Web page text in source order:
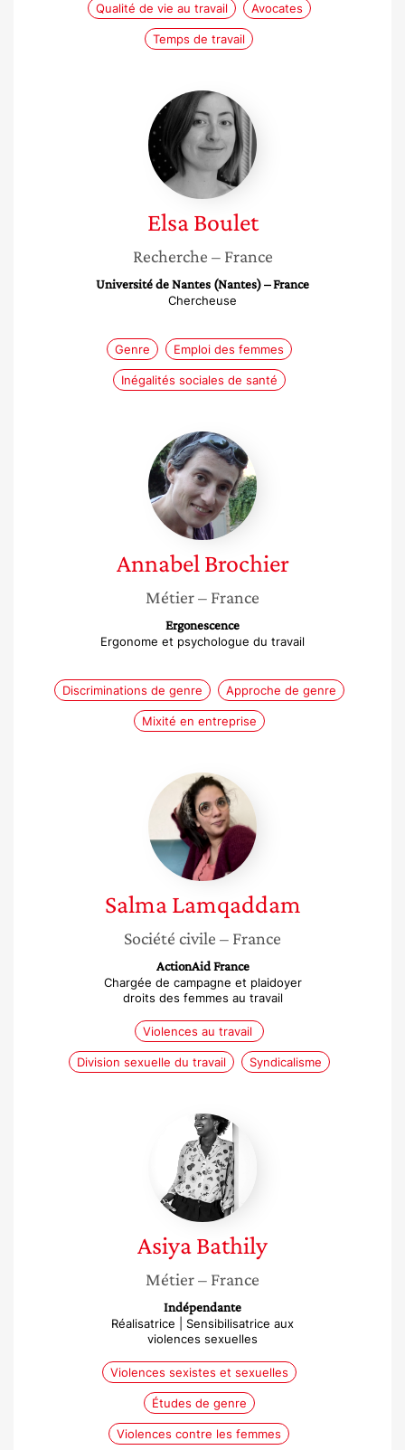
Qualité de vie au travail Avocates
Temps de travail
Elsa
Boulet
Elsa Boulet
Recherche – France
Université de Nantes (Nantes) – France
Chercheuse
Genre Emploi des femmes
Inégalités sociales de santé
Annabel
Brochier
Annabel Brochier
Métier– France
Ergonescence
Ergonome et psychologue du travail
Discriminations de genre Approche de genre
Mixité en entreprise
Salma
Lamqaddam
Salma Lamqaddam
Société civile – France
ActionAid France
Chargée de campagne et plaidoyer
droits des femmes au travail
Violences au travail
Division sexuelle du travail Syndicalisme
Asiya
Bathily
AsiyaBathily
Métier– France
Indépendante
Réalisatrice | Sensibilisatrice aux
violences sexuelles
Violences sexistes et sexuelles
Études de genre
Violences contre les femmes